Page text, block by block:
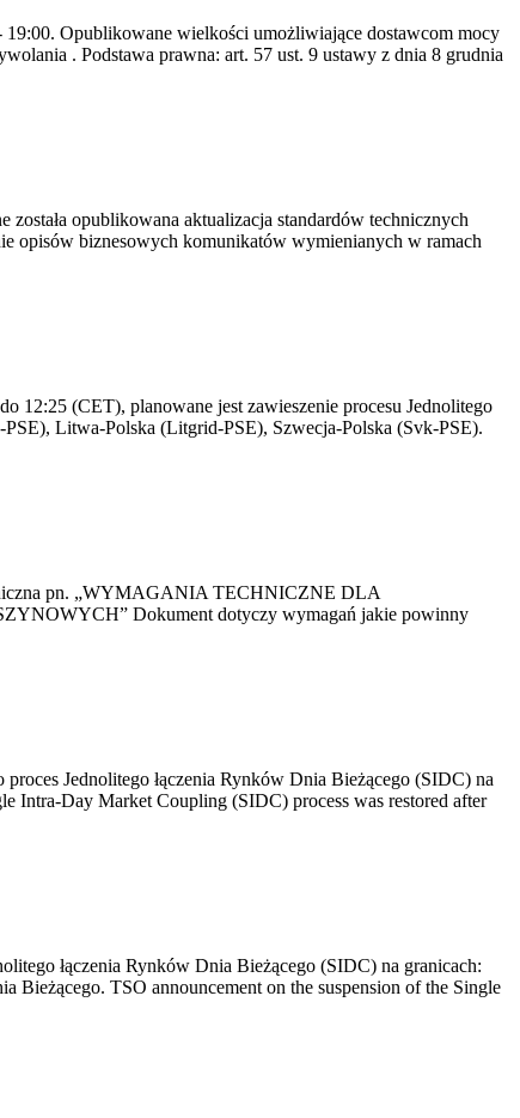
Opublikowane wielkości umożliwiające dostawcom mocy
. Podstawa prawna: art. 57 ust. 9 ustawy z dnia 8 grudnia
opublikowana aktualizacja standardów technicznych
opisów biznesowych komunikatów wymienianych w ramach
12:25 (CET), planowane jest zawieszenie procesu Jednolitego
Litwa-Polska (Litgrid-PSE), Szwecja-Polska (Svk-PSE).
pn. „WYMAGANIA TECHNICZNE DLA
Dokument dotyczy wymagań jakie powinny
Jednolitego łączenia Rynków Dnia Bieżącego (SIDC) na
Intra-Day Market Coupling (SIDC) process was restored after
łączenia Rynków Dnia Bieżącego (SIDC) na granicach:
Bieżącego. TSO announcement on the suspension of the Single